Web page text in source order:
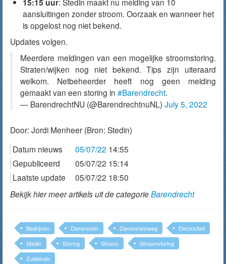
aansluitingen zonder stroom. Oorzaak en wanneer het
is opgelost nog niet bekend.
Updates volgen.
Meerdere meldingen van een mogelijke stroomstoring.
Straten/wijken nog niet bekend. Tips zijn uiteraard
welkom. Netbeheerder heeft nog geen melding
gemaakt van een storing in #Barendrecht.
— BarendrechtNU (@BarendrechtnuNL) July 5, 2022
Door: Jordi Menheer (Bron: Stedin)
Datum nieuws
05/07/22 14:55
Gepubliceerd
05/07/22 15:14
Laatste update
05/07/22 18:50
Bekijk hier meer artikels uit de categorieBarendrecht
Bedrijven Dierenstein Dierensteinweg
Electriciteit
Stedin
Storing Stroom
Stroomstoring
Zuideinde